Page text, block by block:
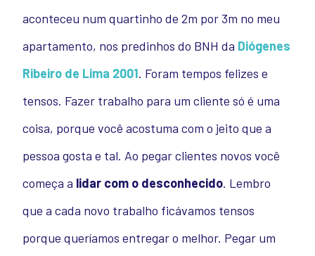
aconteceu num quartinho de 2m por 3m no meu
apartamento, nos predinhos do BNH da Diógenes
Ribeiro de Lima 2001. Foram tempos felizes e
tensos. Fazer trabalho para um cliente só é uma
coisa, porque você acostuma com o jeito que a
pessoa gosta e tal. Ao pegar clientes novos você
começa a lidar com o desconhecido. Lembro
que a cada novo trabalho ficávamos tensos
porque queríamos entregar o melhor. Pegar um